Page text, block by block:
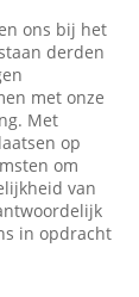
ons bij het
derden
met onze
Met
op
om
van
in opdracht